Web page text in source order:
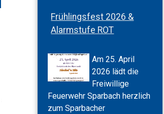
Frühlingsfest 2026 &
Alarmstufe ROT
Am 25. April
2026 lädt die
Freiwillige
Feuerwehr Sparbach herzlich
zum Sparbacher